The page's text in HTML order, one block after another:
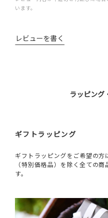
います。
レビューを書く
ラッピング
ギフトラッピング
ギフトラッピングをご希望の
（特別価格品）を除く全ての
す。